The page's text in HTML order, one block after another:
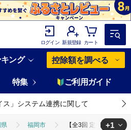
ログイン 新規登録 カート
ング 控除額を調べる
特集 ご利用ガイド
ス」システム連携に関して
福岡市 【全3回 定期便】【福
+1